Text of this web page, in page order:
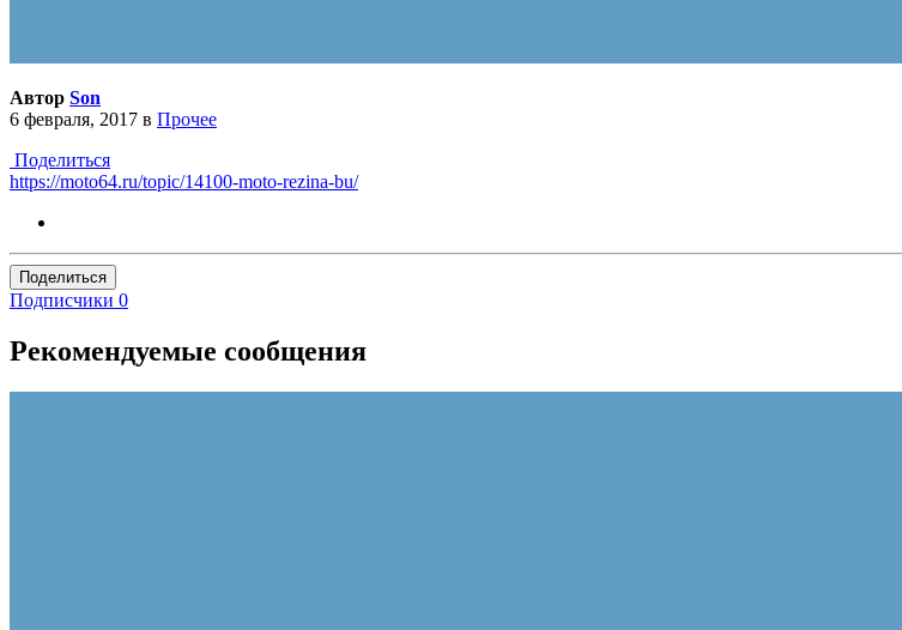
Автор Son
6 февраля, 2017 в Прочее
Поделиться
https://moto64.ru/topic/14100-moto-rezina-bu/
Поделиться
Подписчики 0
Рекомендуемые сообщения